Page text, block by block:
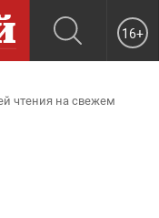
16+
чтения на свежем